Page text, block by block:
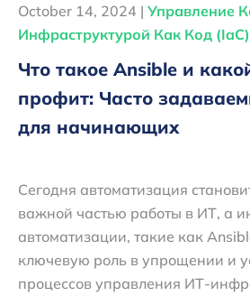
October 14, 2024 | Управление
Инфраструктурой Как Код (IaC)
Что такое Ansible и
профит: Часто
для начинающих
Сегодня автоматизация
важной частью работы в ИТ, а
автоматизации, такие как
ключевую роль в упрощении и
процессов управления ИТ-